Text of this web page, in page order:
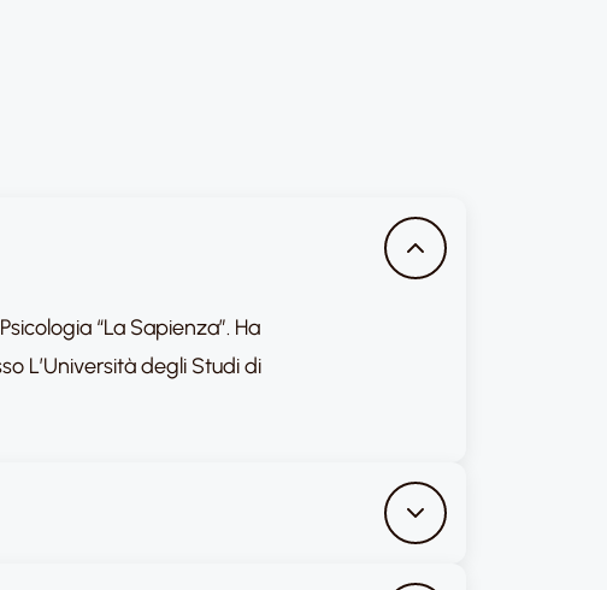
“La Sapienza”. Ha
L’Università degli Studi di